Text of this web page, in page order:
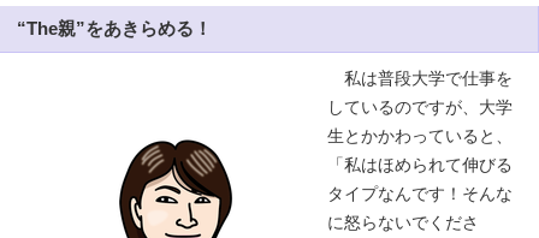
“The親”をあきらめる！
私は普段大学で仕事を
しているのですが、大学
生とかかわっていると、
「私はほめられて伸びる
タイプなんです！そんな
に怒らないでくださ